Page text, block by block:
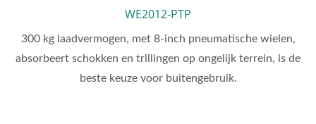
WE2012-PTP
300 kg laadvermogen, met 8-inch pneumatische wielen,
absorbeert schokken en trillingen op ongelijk terrein, is de
beste keuze voor buitengebruik.